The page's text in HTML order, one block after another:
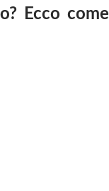
Ecco come